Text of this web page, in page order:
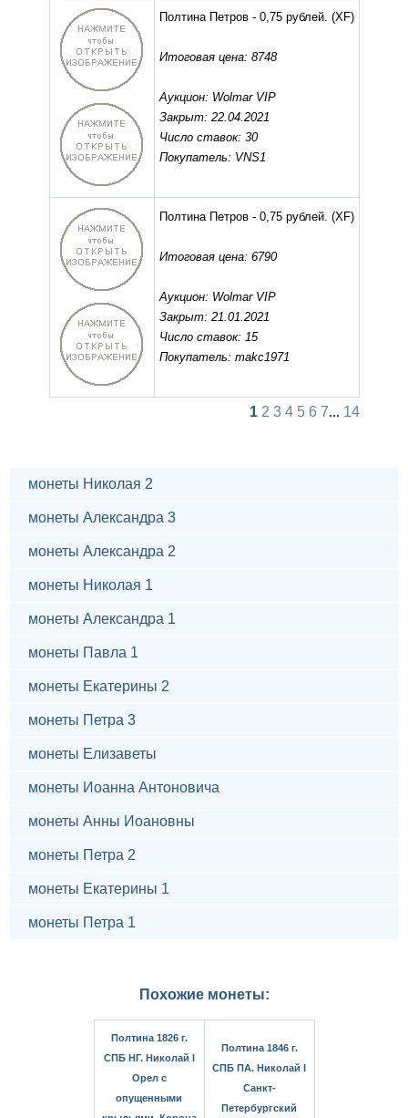
Полтина Петров - 0,75 рублей. (XF)
Итоговая цена: 8748
Аукцион: Wolmar VIP
Закрыт: 22.04.2021
Число ставок: 30
Покупатель: VNS1
Полтина Петров - 0,75 рублей. (XF)
Итоговая цена: 6790
Аукцион: Wolmar VIP
Закрыт: 21.01.2021
Число ставок: 15
Покупатель: makc1971
1 2 3 4 5 6 7... 14
монеты Николая 2
монеты Александра 3
монеты Александра 2
монеты Николая 1
монеты Александра 1
монеты Павла 1
монеты Екатерины 2
монеты Петра 3
монеты Елизаветы
монеты Иоанна Антоновича
монеты Анны Иоановны
монеты Петра 2
монеты Екатерины 1
монеты Петра 1
Похожие монеты:
Полтина 1826 г.
СПБ НГ. Николай I
Орел с
опущенными
Полтина 1846 г.
СПБ ПА. Николай I
Санкт-
Петербургский